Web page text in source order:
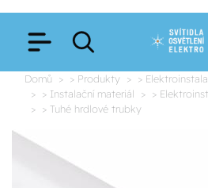
Domů > Produkty
>
> Instalační materiál
>
> Tuhé hrdlové trubky